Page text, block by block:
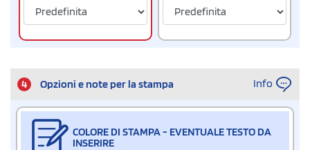
4 Opzioni e note per la stampa Info
COLORE DI STAMPA - EVENTUALE TESTO DA
INSERIRE